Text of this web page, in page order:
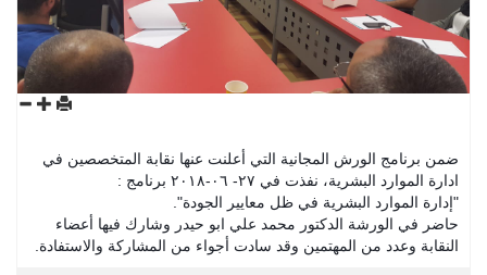
ضمن برنامج الورش المجانية التي أعلنت عنها نقابة المتخصصين في
ادارة الموارد البشرية، نفذت في ٢٧- ٠٦-٢٠١٨ برنامج :
"إدارة الموارد البشرية في ظل معايير الجودة".
حاضر في الورشة الدكتور محمد علي ابو حيدر وشارك فيها أعضاء
النقابة وعدد من المهتمين وقد سادت أجواء من المشاركة والاستفادة.